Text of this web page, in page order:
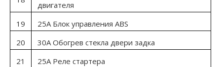
двигателя
19
25А Блок управления ABS
20
30А Обогрев стекла двери задка
21
25А Реле стартера